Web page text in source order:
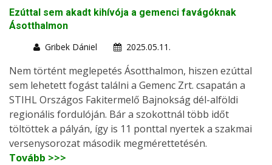
Ezúttal sem akadt kihívója a gemenci favágóknak
Ásotthalmon
Gribek Dániel
2025.05.11.
Nem történt meglepetés Ásotthalmon, hiszen ezúttal
sem lehetett fogást találni a Gemenc Zrt. csapatán a
STIHL Országos Fakitermelő Bajnokság dél-alföldi
regionális fordulóján. Bár a szokottnál több időt
töltöttek a pályán, így is 11 ponttal nyertek a szakmai
versenysorozat második megmérettetésén.
Tovább >>>